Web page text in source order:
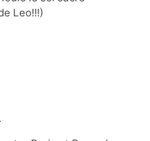
Leo!!!)